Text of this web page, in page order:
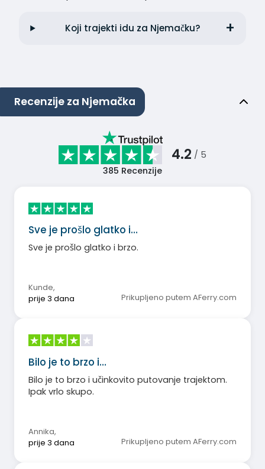
Koji trajekti idu za Njemačku?
Recenzije za Njemačka
4.2 / 5
385 Recenzije
Sve je prošlo glatko i…
Sve je prošlo glatko i brzo.
Kunde,
prije 3 dana
Prikupljeno putem AFerry.com
Bilo je to brzo i…
Bilo je to brzo i učinkovito putovanje trajektom.
Ipak vrlo skupo.
Annika,
prije 3 dana
Prikupljeno putem AFerry.com